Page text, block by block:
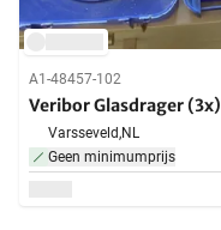
A1-48457-102
Veribor Glasdrager (3x)
Varsseveld,NL
Geen minimumprijs